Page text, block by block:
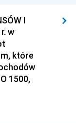
I
w
które
1500,